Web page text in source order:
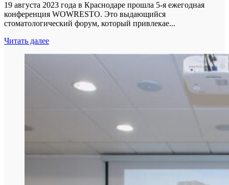
19 августа 2023 года в Краснодаре прошла 5-я ежегодная
конференция WOWRESTO. Это выдающийся
стоматологический форум, который привлекае...
Читать далее